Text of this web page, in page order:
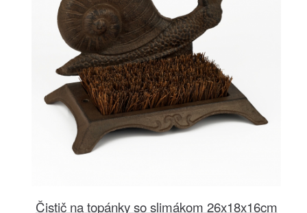
Čistič na topánky so slimákom 26x18x16cm